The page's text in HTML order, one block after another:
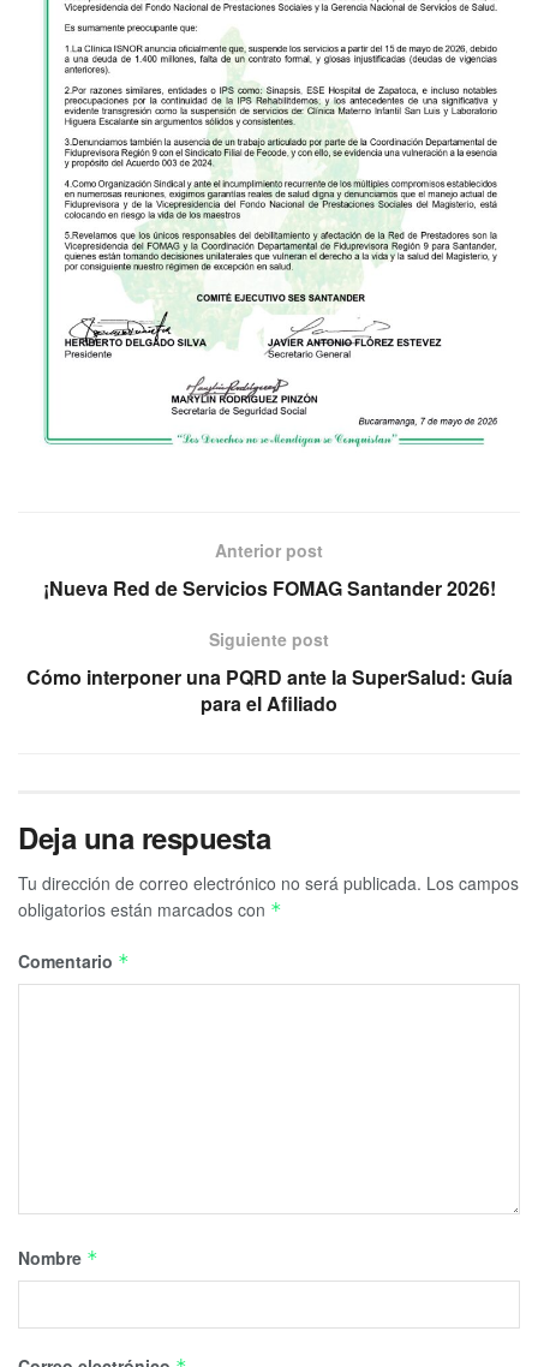
Anterior post
¡Nueva Red de Servicios FOMAG Santander 2026!
Siguiente post
Cómo interponer una PQRD ante la SuperSalud: Guía
para el Afiliado
Deja una respuesta
Tu dirección de correo electrónico no será publicada. Los campos
obligatorios están marcados con *
Comentario *
Nombre *